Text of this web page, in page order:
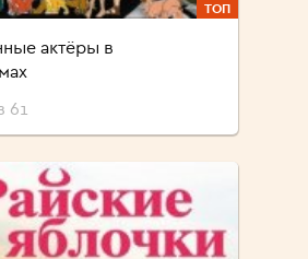
ТОП
актёры в
61